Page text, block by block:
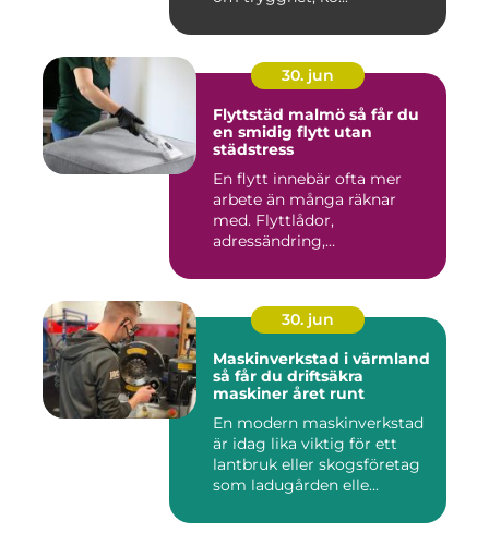
30. jun
Flyttstäd malmö så får du
en smidig flytt utan
städstress
En flytt innebär ofta mer
arbete än många räknar
med. Flyttlådor,
adressändring,
30. jun
Maskinverkstad i värmland
så får du driftsäkra
maskiner året runt
En modern maskinverkstad
är idag lika viktig för ett
lantbruk eller skogsföretag
som ladugården elle...